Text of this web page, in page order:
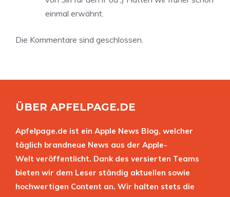
einmal erwähnt.
Die Kommentare sind geschlossen.
ÜBER APFELPAGE.DE
Apfelpage.de ist ein Apple News Blog, welcher
täglich brandneue News aus der Apple-
Welt veröffentlicht. Dank des versierten Teams
bieten wir dem Leser ständig aktuellen sowie
hochwertigen Content an. Wir halten stets die